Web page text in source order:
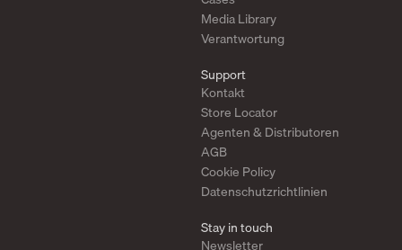
Media Library
Verantwortung
Support
Kontakt
Store Locator
Agenten & Distributoren
AGB
Cookie Policy
Datenschutzrichtlinien
Stay in touch
Newsletter